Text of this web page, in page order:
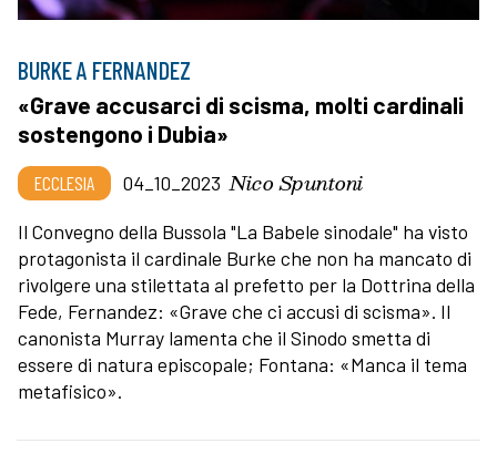
BURKE A FERNANDEZ
«Grave accusarci di scisma, molti cardinali
sostengono i Dubia»
ECCLESIA 04_10_2023 Nico Spuntoni
Il Convegno della Bussola "La Babele sinodale" ha visto
protagonista il cardinale Burke che non ha mancato di
rivolgere una stilettata al prefetto per la Dottrina della
Fede, Fernandez: «Grave che ci accusi di scisma». Il
canonista Murray lamenta che il Sinodo smetta di
essere di natura episcopale; Fontana: «Manca il tema
metafisico».